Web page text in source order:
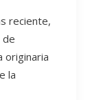
reciente,
de
originaria
la